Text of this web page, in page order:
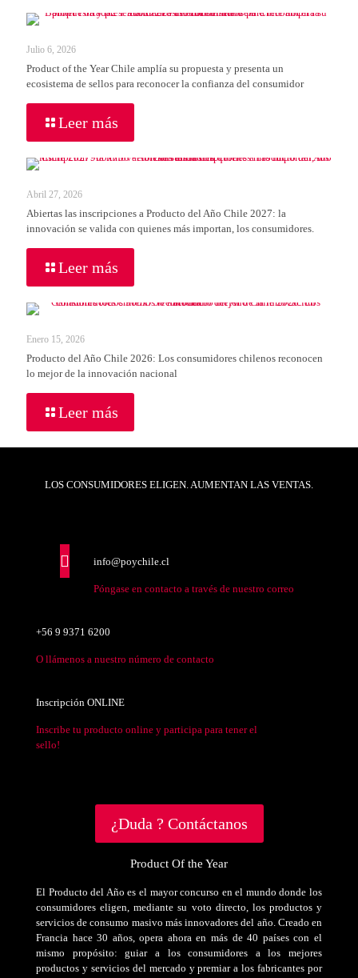
Julio 6, 2026
Product of the Year Chile amplía su propuesta y presenta un
ecosistema de sellos para reconocer la confianza del consumidor
Leer más
Abril 27, 2026
Abiertas las inscripciones a Producto del Año Chile 2027: la
innovación se valida con quienes más importan, los consumidores.
Leer más
Enero 15, 2026
Producto del Año Chile 2026: Los consumidores chilenos reconocen
lo mejor de la innovación nacional
Leer más
LOS CONSUMIDORES ELIGEN. AUMENTAN LAS VENTAS.
info@poychile.cl
Póngase en contacto a través de nuestro correo
+56 9 9371 6200
O llámenos a nuestro número de contacto
Inscripción ONLINE
Inscribe tu producto online y participa para tener el
sello!
¿Duda ? Contáctanos
Product Of the Year
El Producto del Año es el mayor concurso en el mundo donde los
consumidores eligen, mediante su voto directo, los productos y
servicios de consumo masivo más innovadores del año. Creado en
Francia hace 30 años, opera ahora en más de 40 países con el
mismo propósito: guiar a los consumidores a los mejores
productos y servicios del mercado y premiar a los fabricantes por